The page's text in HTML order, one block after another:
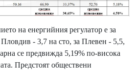
на енергийния регулатор е за
- 3,7 на сто, за Плевен - 5,5,
се предвижда 5,19% по-висока
Предстоят обществени